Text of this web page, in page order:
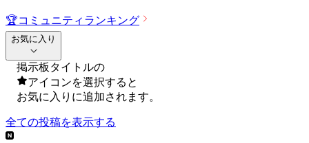
🏆コミュニティランキング
お気に入り
掲示板タイトルの
アイコンを選択すると
お気に入りに追加されます。
全ての投稿を表示する